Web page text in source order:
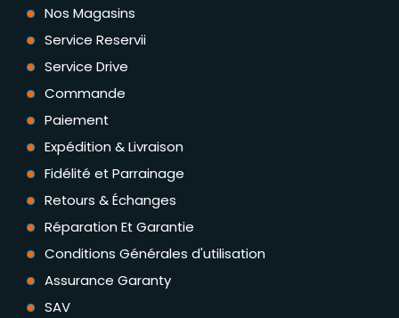
Nos Magasins
Service Reservii
Service Drive
Commande
Paiement
Expédition & Livraison
Fidélité et Parrainage
Retours & Échanges
Réparation Et Garantie
Conditions Générales d'utilisation
Assurance Garanty
SAV